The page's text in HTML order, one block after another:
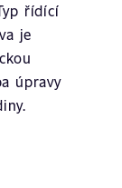
řídící
je
úpravy